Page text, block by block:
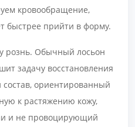
кровообращение,
быстрее прийти в форму.
рознь. Обычный лосьон
задачу восстановления
ориентированный
к растяжению кожу,
и не провоцирующий